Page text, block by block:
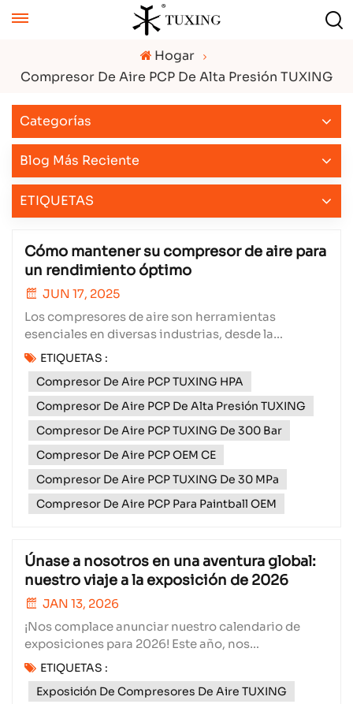
Hogar
Compresor De Aire PCP De Alta Presión TUXING
Categorías
Blog Más Reciente
ETIQUETAS
Cómo mantener su compresor de aire para
un rendimiento óptimo
JUN 17, 2025
Los compresores de aire son herramientas
esenciales en diversas industrias, desde la
fabricación hasta la reparación de automóviles. Un
mantenimiento adecuado garantiza su longevidad,
eficiencia y ahorro de costos. En Xiamen Subang
Technology Co., Ltd., nos especializamos en
compresores de aire de a...
ETIQUETAS :
Compresor De Aire PCP TUXING HPA
Compresor De Aire PCP De Alta Presión TUXING
Compresor De Aire PCP TUXING De 300 Bar
Compresor De Aire PCP OEM CE
Compresor De Aire PCP TUXING De 30 MPa
Compresor De Aire PCP Para Paintball OEM
Únase a nosotros en una aventura global:
nuestro viaje a la exposición de 2026
JAN 13, 2026
¡Nos complace anunciar nuestro calendario de
exposiciones para 2026! Este año, nos
embarcamos en un viaje por tres continentes para
presentar nuestras últimas innovaciones, conectar
con líderes de la industria y conocer a entusiastas
ETIQUETAS :
Exposición De Compresores De Aire TUXING